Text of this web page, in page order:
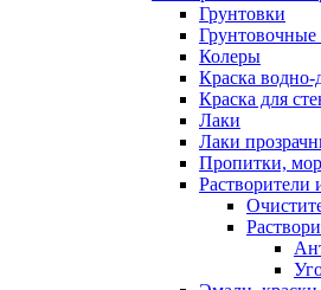
Грунтовки
Грунтовочные
Колеры
Краска водно-
Краска для
Лаки
Лаки
Пропитки,
Растворители